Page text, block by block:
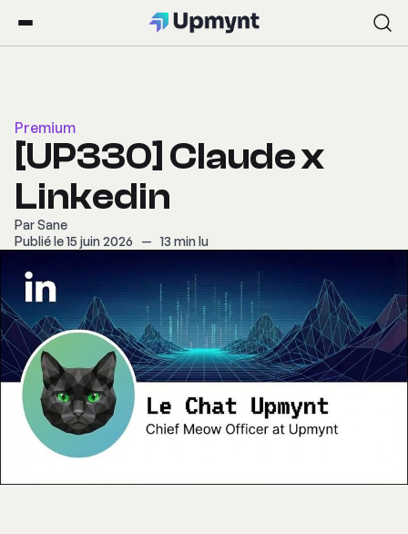
Premium
[UP330] Claude x
Linkedin
ParSane
Publié le 15 juin 2026
— 13 min lu